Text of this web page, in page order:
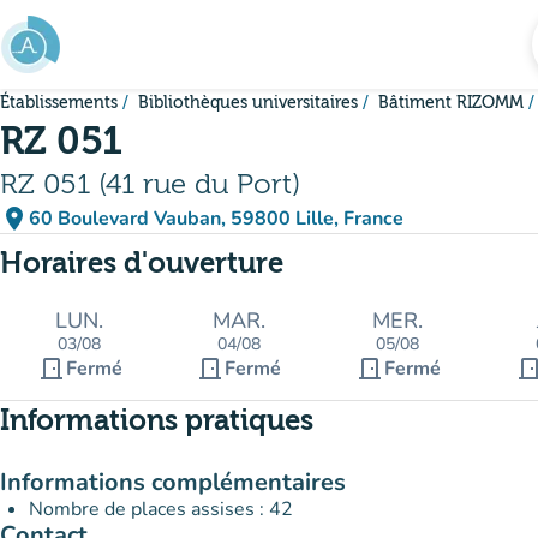
Aller au contenu principal
Établissements Bibliothèques universitaires Bâtiment RIZOMM
RZ 051
RZ 051 (41 rue du Port)
place 60 Boulevard Vauban, 59800 Lille, France
(ouvrir dans Google Maps)
(nouvel onglet)
Horaires d'ouverture
LUN.
03/08
door_front Fermé
MAR.
04/08
door_front Fermé
MER.
05/08
door_front Fermé door_front
Informations pratiques
Informations complémentaires
Nombre de places assises : 42